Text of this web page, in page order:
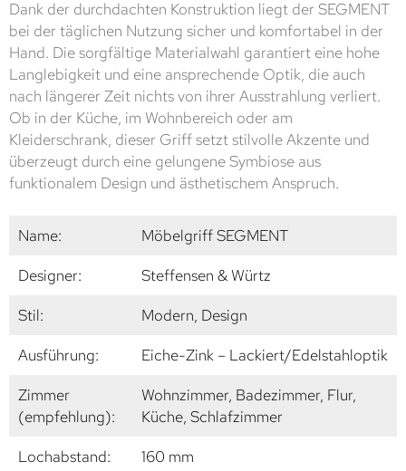
Dank der durchdachten Konstruktion liegt der SEGMENT
bei der täglichen Nutzung sicher und komfortabel in der
Hand. Die sorgfältige Materialwahl garantiert eine hohe
Langlebigkeit und eine ansprechende Optik, die auch
nach längerer Zeit nichts von ihrer Ausstrahlung verliert.
Ob in der Küche, im Wohnbereich oder am
Kleiderschrank, dieser Griff setzt stilvolle Akzente und
überzeugt durch eine gelungene Symbiose aus
funktionalem Design und ästhetischem Anspruch.
Name:
Möbelgriff SEGMENT
Designer:
Steffensen & Würtz
Stil:
Modern, Design
Ausführung:
Eiche-Zink – Lackiert/Edelstahloptik
Zimmer
(empfehlung):
Wohnzimmer, Badezimmer, Flur,
Küche, Schlafzimmer
Lochabstand:
160 mm